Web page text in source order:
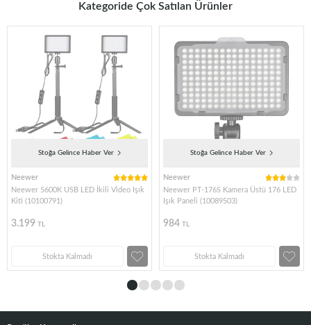
Kategoride Çok Satılan Ürünler
Stoğa Gelince Haber Ver
Neewer
Neewer 5600K USB LED İkili Video Işık
Kiti (10100791)
3.199 TL
Stokta Kalmadı
Stoğa Gelince Haber Ver
Neewer
Neewer PT-176S Kamera Üstü 176 LED
Işık Paneli (10089503)
984 TL
Stokta Kalmadı